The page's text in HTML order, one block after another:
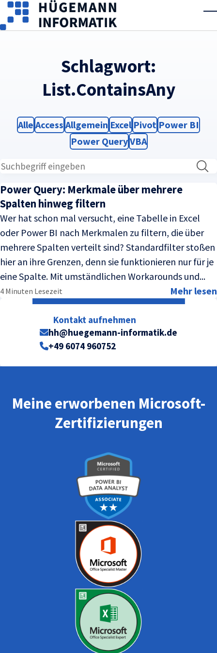
Skip to main content
Schlagwort:
List.ContainsAny
Filter
Alle Filter
Access Filter
Allgemein Filter
Excel Filter
Pivot Filter
Power BI
Filter
Power QueryFilter
VBA
Power Query: Merkmale über mehrere
Spalten hinweg filtern
Wer hat schon mal versucht, eine Tabelle in Excel
oder Power BI nach Merkmalen zu filtern, die über
mehrere Spalten verteilt sind? Standardfilter stoßen
hier an ihre Grenzen, denn sie funktionieren nur für je
eine Spalte. Mit umständlichen Workarounds und...
4 Minuten Lesezeit Mehr lesen
Kontakt aufnehmen
hh@huegemann-informatik.de
+49 6074 960752
Meine erworbenen Microsoft-
Zertifizierungen